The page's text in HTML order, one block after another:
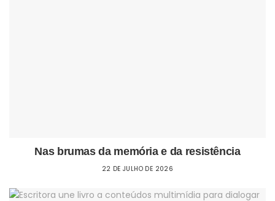
Nas brumas da memória e da resistência
22 DE JULHO DE 2026